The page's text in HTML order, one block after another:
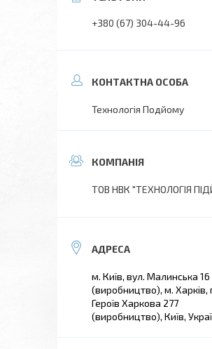
+380 (67) 304-44-96
Технологія Подйому
ТОВ НВК "ТЕХНОЛОГІЯ
м. Київ, вул. Малинська 16
(виробництво), м. Харків,
Героїв Харкова 277
(виробництво), Київ,